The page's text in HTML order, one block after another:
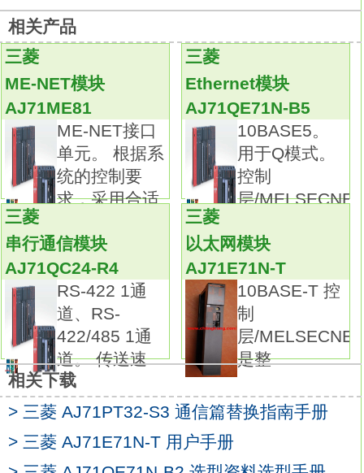
系统程序存储器用以存放系统程序，
包括管理程序，监控程序以及对用户程序做编
译处理的解释编译程序。
由只读存储器组成。厂家使用的，内容不可更
改，断电不消失。
PLC的选型 随着PLC技术的发展，PLC产品的
种类越来越多，
功能日趋完善，其应用也越来越广泛
AJ71LP21G
不同系列不同型号的PLC其性能各有不同，适
用场合也各有侧重，
价格上也有较大差异。因此PLC选型时，
在满足控制要求的前提下，
应考虑最佳的性能价格比，合理选择PLC。
每次扫描过程。集中对输入信号进行采样。集
中对输出信号进行刷新。
输入刷新过程。当输入端口关闭时，
程序在进行执行阶段时，输入端有新状态，新
状态不能被读入。
只有程序进行下一次扫描时，新状态才被读
相关产品
三菱
ME-NET模块
AJ71ME81
ME-NET接口
单元。 根据系
统的控制要
求，采用合适
三菱
Ethernet模块
AJ71QE71N-B5
10BASE5。
用于Q模式。
控制
层/
三菱
串行通信模块
AJ71QC24-R4
RS-422 1通
道、RS-
422/485 1通
道。 传送速
三菱
以太网模块
AJ71E71N-T
10BASE-T 控
制
层/
是整
相关下载
> 三菱 AJ71PT32-S3 通信篇替换指南手册
> 三菱 AJ71E71N-T 用户手册